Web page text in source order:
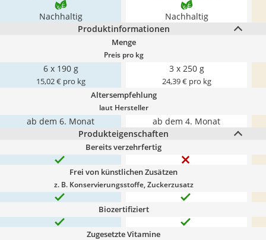
Nachhaltig
Nachhaltig
Produktinformationen
Menge
Preis pro kg
6 x 190 g
15,02 € pro kg
3 x 250 g
24,39 € pro kg
Altersempfehlung
laut Hersteller
ab dem 6. Monat
ab dem 4. Monat
Produkteigenschaften
Bereits verzehrfertig
Frei von künstlichen Zusätzen
z. B. Konservierungsstoffe, Zuckerzusatz
Biozertifiziert
Zugesetzte Vitamine